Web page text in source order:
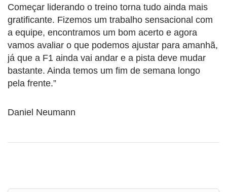
Começar liderando o treino torna tudo ainda mais
gratificante. Fizemos um trabalho sensacional com
a equipe, encontramos um bom acerto e agora
vamos avaliar o que podemos ajustar para amanhã,
já que a F1 ainda vai andar e a pista deve mudar
bastante. Ainda temos um fim de semana longo
pela frente.”
Daniel Neumann